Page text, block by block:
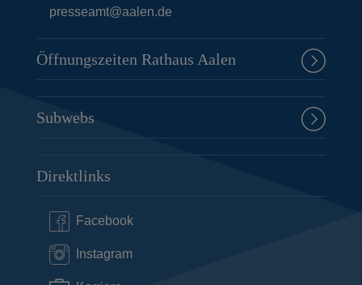
presseamt@aalen.de
Öffnungszeiten Rathaus Aalen
Subwebs
Direktlinks
Facebook
Instagram